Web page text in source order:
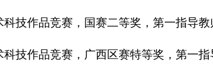
技作品竞赛，国赛二等奖，第一指导教
技作品竞赛，广西区赛特等奖，第一指